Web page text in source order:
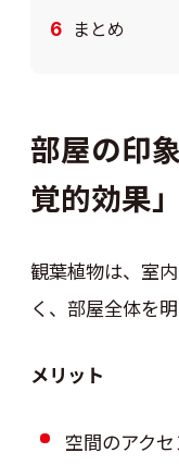
まとめ
部屋の印
覚的効果」
観葉植物は、室
く、部屋全体を
メリット
空間のアク